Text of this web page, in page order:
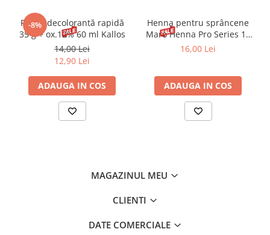
-8%
Pudră decolorantă rapidă
35 g + ox.12% 60 ml Kallos
14,00 Lei
12,90 Lei
ADAUGA IN COS
Henna pentru sprâncene
Maro Henna Pro Series 15
ml
16,00 Lei
ADAUGA IN COS
MAGAZINUL MEU
CLIENTI
DATE COMERCIALE